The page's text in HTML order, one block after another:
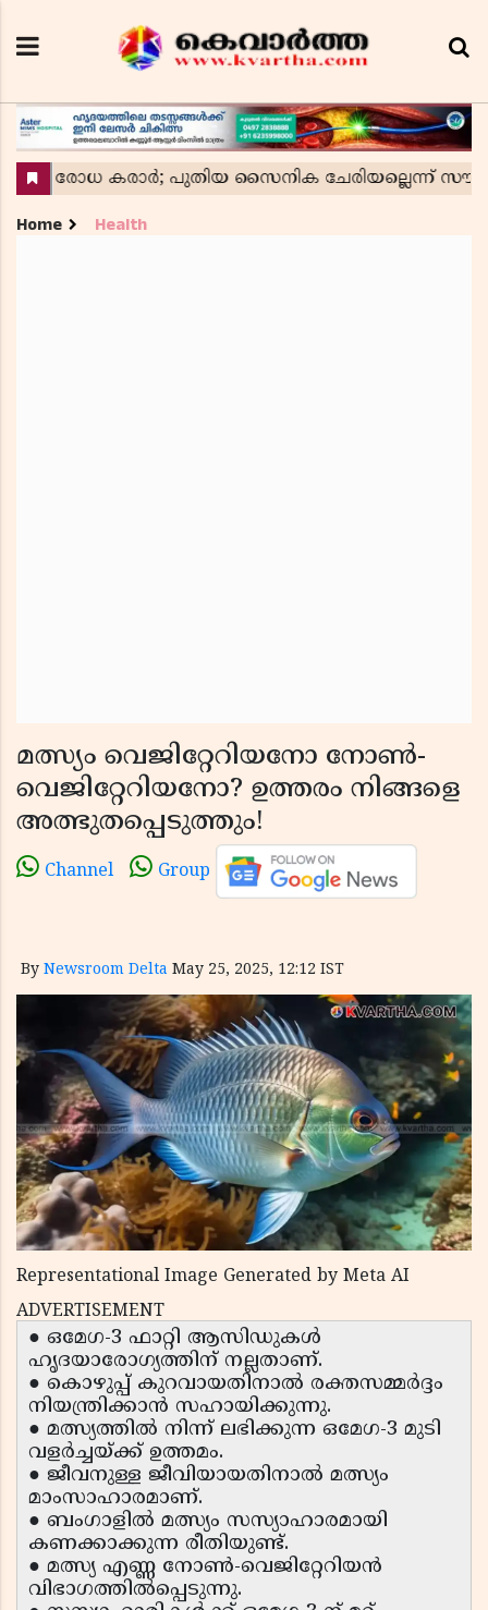
Home Health
മത്സ്യം വെജിറ്റേറിയനോ നോൺ-
വെജിറ്റേറിയനോ? ഉത്തരം നിങ്ങളെ
അത്ഭുതപ്പെടുത്തും!
Channel Group
By Newsroom Delta May 25, 2025, 12:12 IST
Representational Image Generated by Meta AI
ADVERTISEMENT
● ഒമേഗ-3 ഫാറ്റി ആസിഡുകൾ
ഹൃദയാരോഗ്യത്തിന് നല്ലതാണ്.
● കൊഴുപ്പ് കുറവായതിനാൽ രക്തസമ്മർദ്ദം
നിയന്ത്രിക്കാൻ സഹായിക്കുന്നു.
● മത്സ്യത്തിൽ നിന്ന് ലഭിക്കുന്ന ഒമേഗ-3 മുടി
വളർച്ചയ്ക്ക് ഉത്തമം.
● ജീവനുള്ള ജീവിയായതിനാൽ മത്സ്യം
മാംസാഹാരമാണ്.
● ബംഗാളിൽ മത്സ്യം സസ്യാഹാരമായി
കണക്കാക്കുന്ന രീതിയുണ്ട്.
● മത്സ്യ എണ്ണ നോൺ-വെജിറ്റേറിയൻ
വിഭാഗത്തിൽപ്പെടുന്നു.